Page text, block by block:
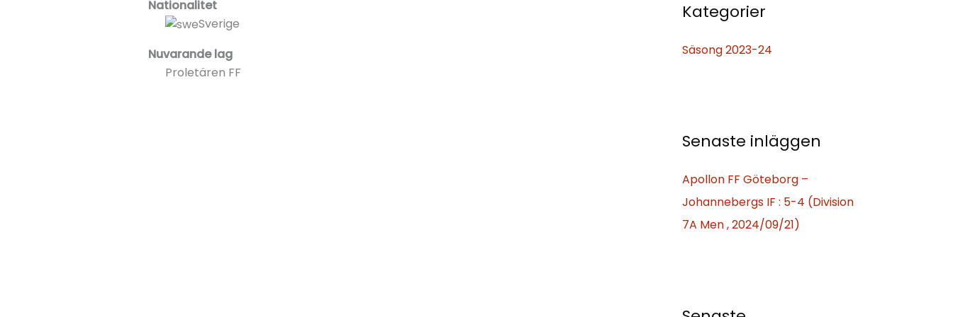
Nationalitet
Sverige
Nuvarande lag
Proletären FF
f
e
Kategorier
Säsong 2023-24
Senaste inläggen
Apollon FF Göteborg –
Johannebergs IF : 5-4 (Division
7A Men , 2024/09/21)